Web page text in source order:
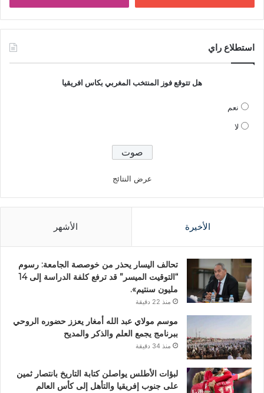
استطلاع راي
هل تتوقع فوز المنتخب المغربي بكاس افريقيا
نعم
لا
عرض النتائج
الأخيرة الأشهر
تحالف اليسار يحذر من خوصصة الجامعة: رسوم
“التوقيت الميسر” قد ترفع كلفة الدراسة إلى 14
مليون سنتيم».
منذ 22 دقيقة
موسم مولاي عبد الله أمغار يعزز حضوره الروحي
ببرنامج يجمع العلم والذكر والمديح
منذ 34 دقيقة
لبؤات الأطلس يواصلن كتابة التاريخ بانتصار ثمين
على جنوب إفريقيا والتأهل إلى كأس العالم